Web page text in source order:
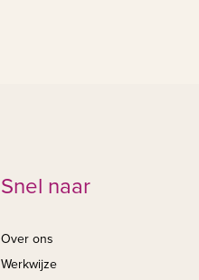
Snel naar
Over ons
Werkwijze